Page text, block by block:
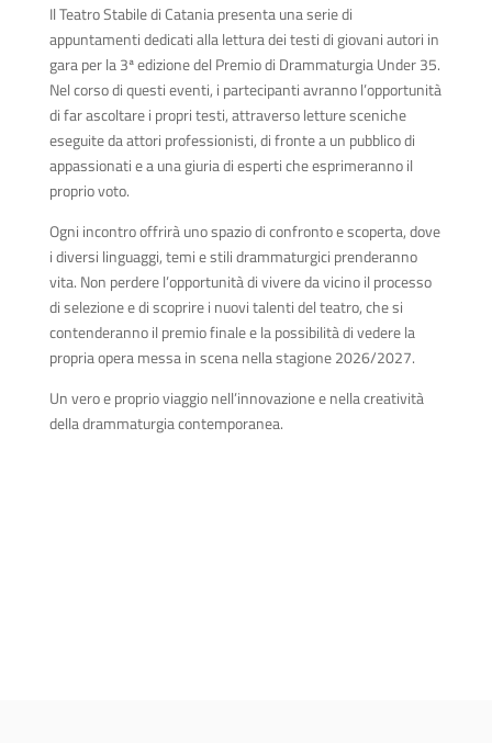
Il Teatro Stabile di Catania presenta una serie di
appuntamenti dedicati alla lettura dei testi di giovani autori in
gara per la 3ª edizione del Premio di Drammaturgia Under 35.
Nel corso di questi eventi, i partecipanti avranno l’opportunità
di far ascoltare i propri testi, attraverso letture sceniche
eseguite da attori professionisti, di fronte a un pubblico di
appassionati e a una giuria di esperti che esprimeranno il
proprio voto.
Ogni incontro offrirà uno spazio di confronto e scoperta, dove
i diversi linguaggi, temi e stili drammaturgici prenderanno
vita. Non perdere l’opportunità di vivere da vicino il processo
di selezione e di scoprire i nuovi talenti del teatro, che si
contenderanno il premio finale e la possibilità di vedere la
propria opera messa in scena nella stagione 2026/2027.
Un vero e proprio viaggio nell’innovazione e nella creatività
della drammaturgia contemporanea.